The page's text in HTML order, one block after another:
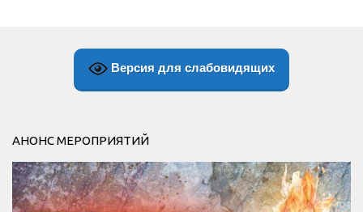
Версия для слабовидящих
АНОНС МЕРОПРИЯТИЙ